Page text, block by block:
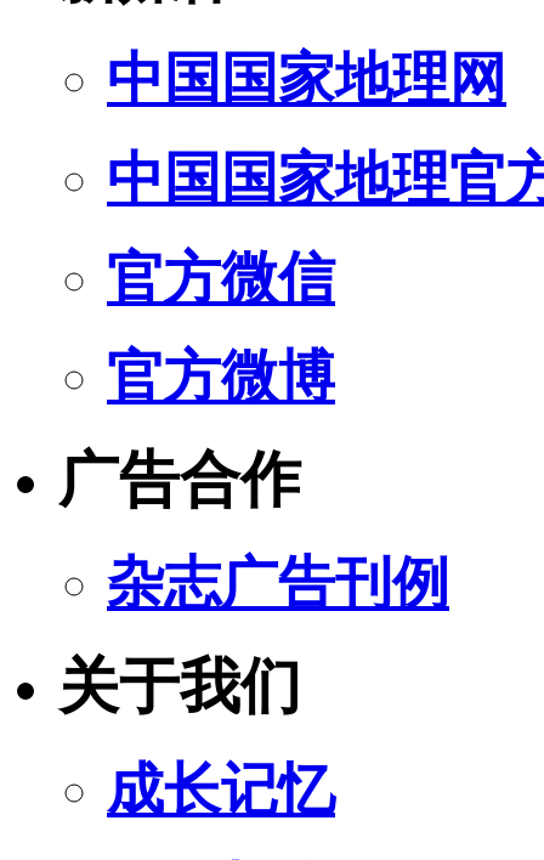
中国国家地理网
中国国家地理官
官方微信
官方微博
广告合作
杂志广告刊例
关于我们
成长记忆